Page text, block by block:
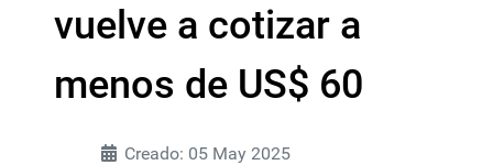
vuelve a cotizar a
menos de US$ 60
Creado: 05 May 2025